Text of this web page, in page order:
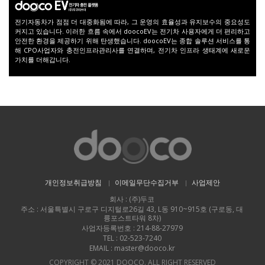
전기자동차가 점점 더 대중화됨에 따라, 그 운영의 효율성과 유지보수의 중요성도
커지고 있습니다. 이러한 흐름 속에서 doocoEV는 전기차 사용자에게 더 편리하고
안전한 환경을 제공하기 위해 탄생했습니다. doocoEV는 종합 솔루션 서비스를 통
해 CPO사업자와 충전인프라관리사를 연결하며, 전기차 인프라 생태계에 새로운
가치를 더해갑니다.
개인정보취급방침 이메일무단수집거부
사업제안
회사 : (주)두코
주소 : 서울특별시 구로구 디지털로26길 43, L동 910~915호 (구로동, 대
륭포스트타워 8차)
사업자등록번호 : 214-88-27979
TEL : 02-523-7240
EMAIL : master@dooco.kr
COPYRIGHT © 2021 DOOCO. ALL RIGHT RESERVED